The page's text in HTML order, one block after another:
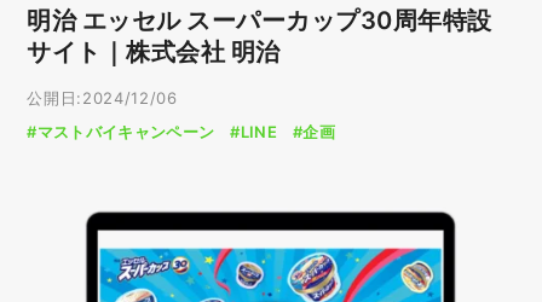
明治 エッセル スーパーカップ30周年特設
サイト｜株式会社 明治
公開日:2024/12/06
#マストバイキャンペーン
#LINE #企画